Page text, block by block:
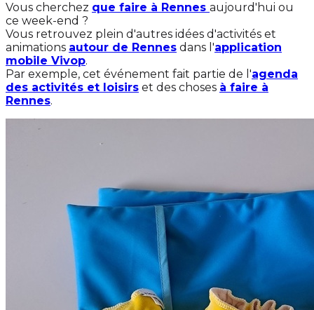
Vous cherchez que faire à Rennes aujourd'hui ou
ce week-end ?
Vous retrouvez plein d'autres idées d'activités et
animations autour de Rennes dans l'application
mobile Vivop.
Par exemple, cet événement fait partie de l'agenda
des activités et loisirs et des choses à faire à
Rennes.